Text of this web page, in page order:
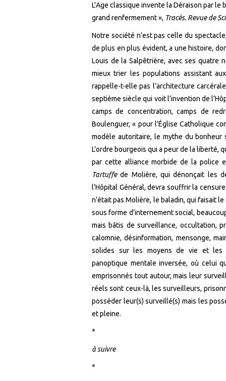
L’Age classique invente la Déraison par le
grand renfermement », Tracés. Revue de
Notre société n’est pas celle du
de plus en plus évident, a une histoire,
Louis de la Salpêtrière, avec ses quatre
mieux trier les populations assistant
rappelle-t-elle pas l’architecture
septième siècle qui voit l’invention de
camps de concentration, camps de
Boulenguer, « pour l’Église Catholique
modèle autoritaire, le mythe du
L’ordre bourgeois qui a peur de la liberté,
par cette alliance morbide de la police
Tartuffede Molière, qui dénonçait les
l’Hôpital Général, devra souffrir la
n’était pas Molière, le baladin, qui faisait
sous forme d’internement social,
mais bâtis de surveillance, occultation,
calomnie, désinformation, mensonge,
solides sur les moyens de vie et les
panoptique mentale inversée, où celui
emprisonnés tout autour, mais leur
réels sont ceux-là, les surveilleurs,
posséder leur(s) surveillé(s) mais les
et pleine.
*
à suivre
*